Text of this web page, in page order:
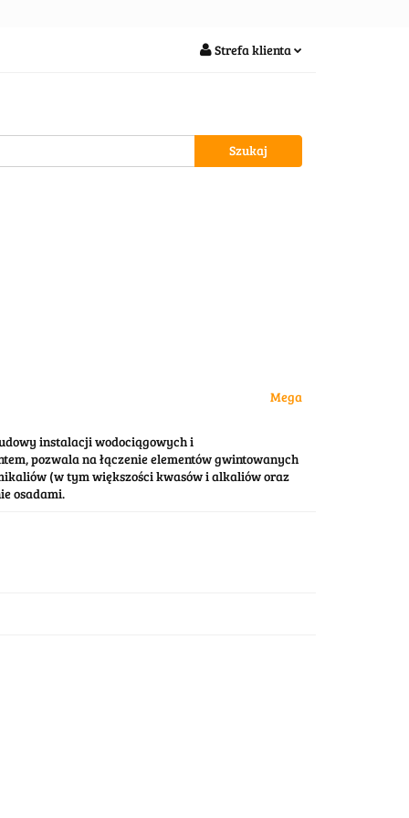
Strefa klienta
Dodaj zgłoszenie
Mega
instalacji wodociągowych i
pozwala na łączenie elementów gwintowanych
(w tym większości kwasów i alkaliów oraz
osadami.